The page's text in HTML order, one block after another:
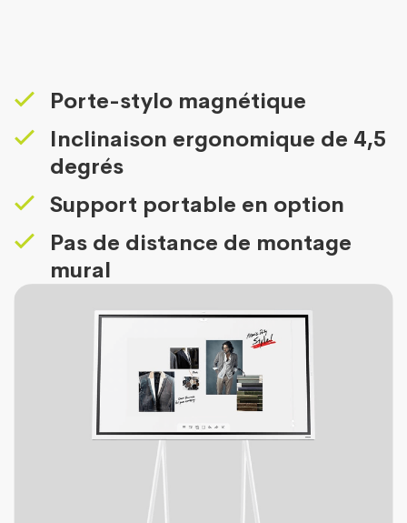
Porte-stylo magnétique
Inclinaison ergonomique de 4,5
degrés
Support portable en option
Pas de distance de montage
mural